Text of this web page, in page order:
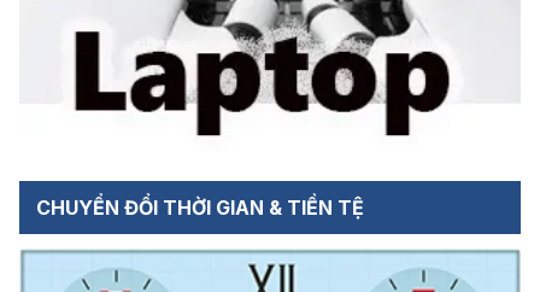
CHUYỂN ĐỔI THỜI GIAN & TIỀN TỆ